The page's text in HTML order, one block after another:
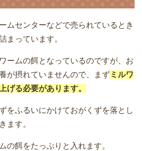
ムセンターなどで売られているとき
まっています。
ームの餌となっているのですが、お
が摂れていませんので、まずミルワ
げる必要があります。
をふるいにかけておがくずを落とし
ます。
の餌をたっぷりと入れます。